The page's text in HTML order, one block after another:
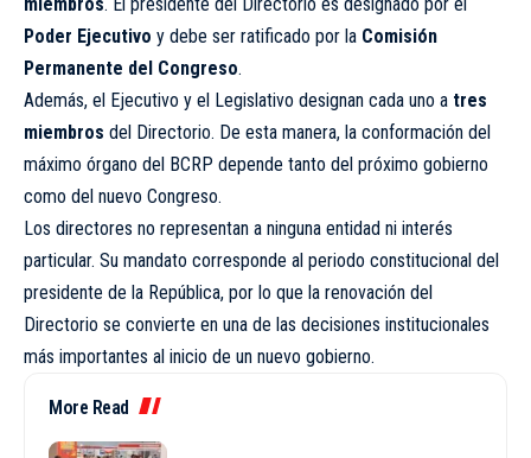
Poder Ejecutivo y debe ser ratificado por la Comisión
Permanente del Congreso.
Además, el Ejecutivo y el Legislativo designan cada uno a tres
miembros del Directorio. De esta manera, la conformación del
máximo órgano del BCRP depende tanto del próximo gobierno
como del nuevo Congreso.
Los directores no representan a ninguna entidad ni interés
particular. Su mandato corresponde al periodo constitucional del
presidente de la República, por lo que la renovación del
Directorio se convierte en una de las decisiones institucionales
más importantes al inicio de un nuevo gobierno.
More Read